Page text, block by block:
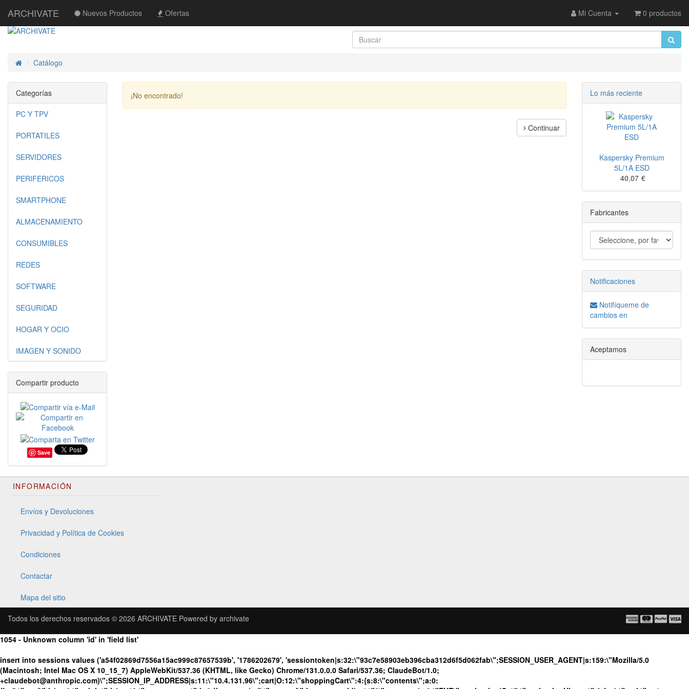
ARCHIVATE Nuevos Productos Ofertas Mi Cuenta 0 productos
InicioCatálogo
¡No encontrado!
Continuar
Categorías
PC Y TPV
PORTATILES
SERVIDORES
PERIFERICOS
SMARTPHONE
ALMACENAMIENTO
CONSUMIBLES
REDES
SOFTWARE
SEGURIDAD
HOGAR Y OCIO
IMAGEN Y SONIDO
Compartir producto
Save
Lo más reciente
Kaspersky Premium
5L/1A ESD
40,07 €
Fabricantes
Notificaciones
Notifíqueme de
cambios en
Aceptamos
INFORMACIÓN
Envíos y Devoluciones
Privacidad y Política de Cookies
Condiciones
Contactar
Mapa del sitio
Todos los derechos reservados © 2026 ARCHIVATE Powered by archivate
1054 - Unknown column 'id' in 'field list'
insert into sessions values ('a54f02869d7556a15ac999c87657539b', '1786202679', 'sessiontoken|s:32:\"93c7e58903eb396cba312d6f5d062fab\";SESSION_USER_AGENT|s:159:\"Mozilla/5.0
(Macintosh; Intel Mac OS X 10_15_7) AppleWebKit/537.36 (KHTML, like Gecko) Chrome/131.0.0.0 Safari/537.36; ClaudeBot/1.0;
+claudebot@anthropic.com)\";SESSION_IP_ADDRESS|s:11:\"10.4.131.96\";cart|O:12:\"shoppingCart\":4:{s:8:\"contents\";a:0: